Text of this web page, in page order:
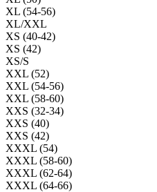
XL (54-56)
XL/XXL
XS (40-42)
XS (42)
XS/S
XXL (52)
XXL (54-56)
XXL (58-60)
XXS (32-34)
XXS (40)
XXS (42)
XXXL (54)
XXXL (58-60)
XXXL (62-64)
XXXL (64-66)